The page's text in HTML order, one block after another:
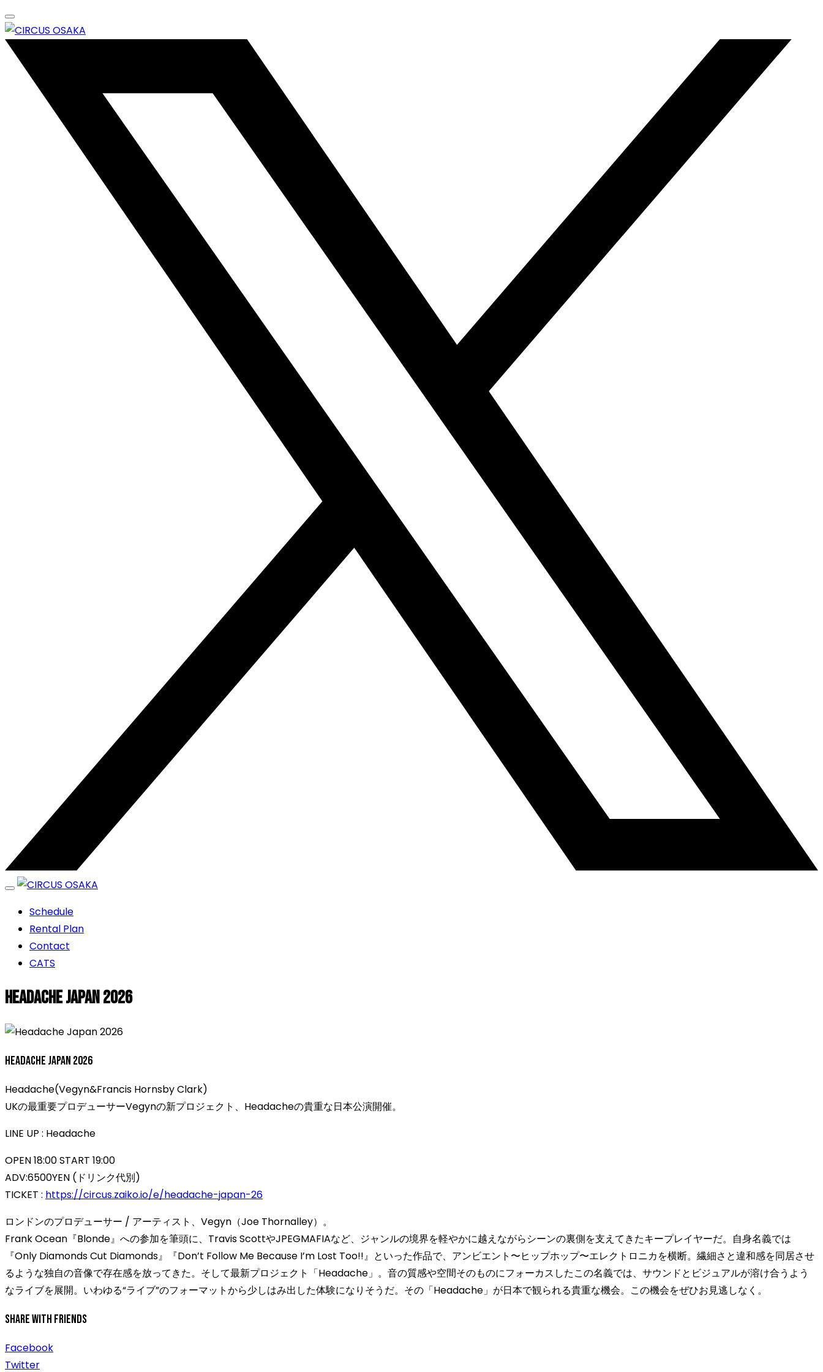
Skip
to
content
エンターテイメントスペース
CIRCUS OSAKA
エンターテイメントスペース
Schedule
Rental Plan
Contact
CATS
Headache Japan 2026
Headache Japan 2026
Headache(Vegyn&Francis Hornsby Clark)
UKの最重要プロデューサーVegynの新プロジェクト、Headacheの貴重な日本公演開催。
LINE UP : Headache
OPEN 18:00 START 19:00
ADV:6500YEN (ドリンク代別)
TICKET : https://circus.zaiko.io/e/headache-japan-26
ロンドンのプロデューサー / アーティスト、Vegyn（Joe Thornalley）。
Frank Ocean『Blonde』への参加を筆頭に、Travis ScottやJPEGMAFIAなど、ジャンルの境界を軽やかに越えながらシーンの裏側を支えてきたキープレイヤーだ。自身名義では
『Only Diamonds Cut Diamonds』『Don’t Follow Me Because I’m Lost Too!!』といった作品で、アンビエント〜ヒップホップ〜エレクトロニカを横断。繊細さと違和感を同居させ
るような独自の音像で存在感を放ってきた。そして最新プロジェクト「Headache」。音の質感や空間そのものにフォーカスしたこの名義では、サウンドとビジュアルが溶け合うよう
なライブを展開。いわゆる“ライブ”のフォーマットから少しはみ出した体験になりそうだ。その「Headache」が日本で観られる貴重な機会。この機会をぜひお見逃しなく。
Share With Friends
Facebook
Twitter